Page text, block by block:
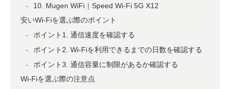
10. Mugen WiFi｜Speed Wi-Fi 5G X12
安いWi-Fiを選ぶ際のポイント
ポイント1. 通信速度を確認する
ポイント2. Wi-Fiを利用できるまでの日数を確認する
ポイント3. 通信容量に制限があるか確認する
Wi-Fiを選ぶ際の注意点